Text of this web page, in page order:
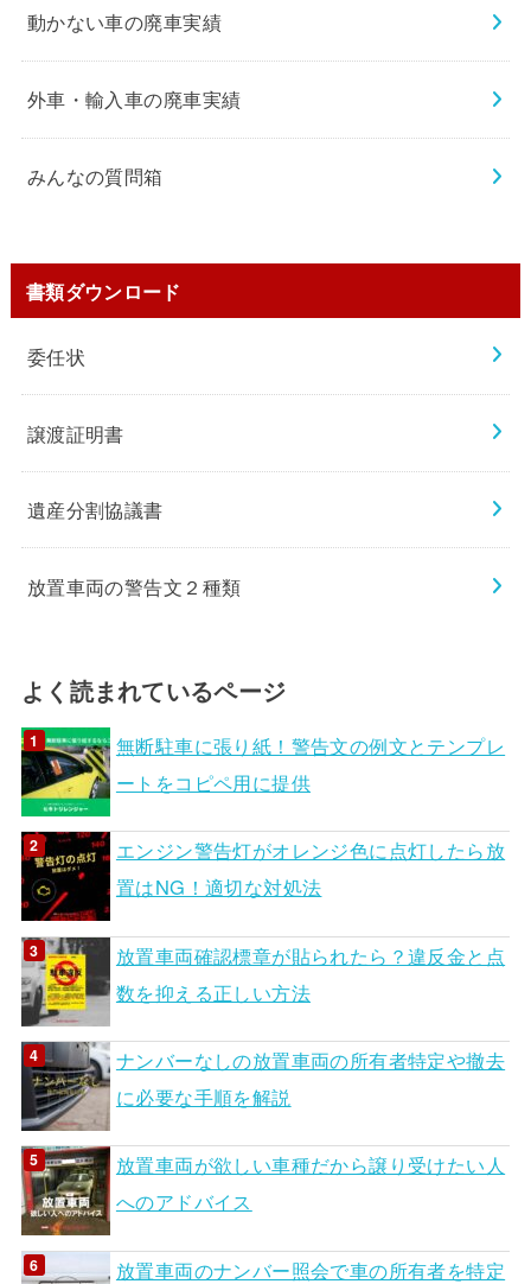
動かない車の廃車実績
外車・輸入車の廃車実績
みんなの質問箱
書類ダウンロード
委任状
譲渡証明書
遺産分割協議書
放置車両の警告文２種類
よく読まれているページ
無断駐車に張り紙！警告文の例文とテンプレ
ートをコピペ用に提供
エンジン警告灯がオレンジ色に点灯したら放
置はNG！適切な対処法
放置車両確認標章が貼られたら？違反金と点
数を抑える正しい方法
ナンバーなしの放置車両の所有者特定や撤去
に必要な手順を解説
放置車両が欲しい車種だから譲り受けたい人
へのアドバイス
放置車両のナンバー照会で車の所有者を特定